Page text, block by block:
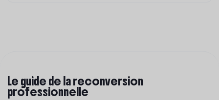
Le guide de la reconversion
professionnelle